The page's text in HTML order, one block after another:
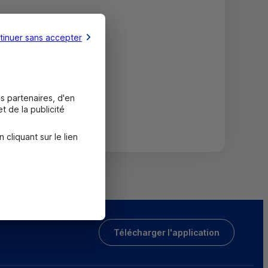
Télécharger l'application
sans accepter
partenaires, d'en
de la publicité
cliquant sur le lien